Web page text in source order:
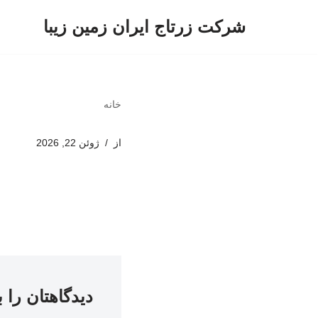
شرکت زرتاج ایران زمین زیبا
خانه
از ژوئن 22, 2026
دیدگاهتان را